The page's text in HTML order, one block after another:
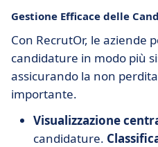
Gestione Efficace delle
Con RecrutOr, le aziende
candidature in modo più
assicurando la non
importante.
Visualizzazione
candidature.